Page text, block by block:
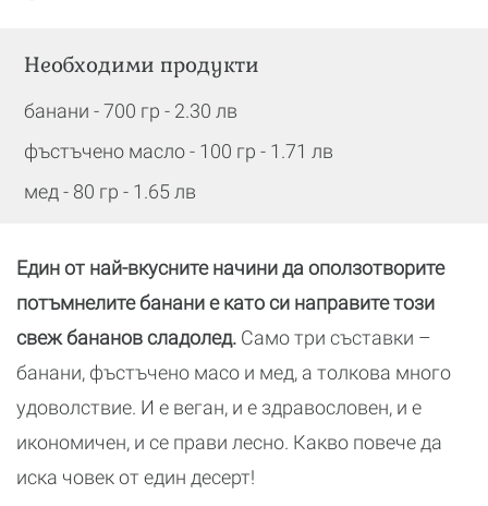
Необходими продукти
банани - 700 гр - 2.30 лв
фъстъчено масло - 100 гр - 1.71 лв
мед - 80 гр - 1.65 лв
Един от най-вкусните начини да оползотворите
потъмнелите банани е като си направите този
свеж бананов сладолед. Само три съставки –
банани, фъстъчено масо и мед, а толкова много
удоволствие. И е веган, и е здравословен, и е
икономичен, и се прави лесно. Какво повече да
иска човек от един десерт!